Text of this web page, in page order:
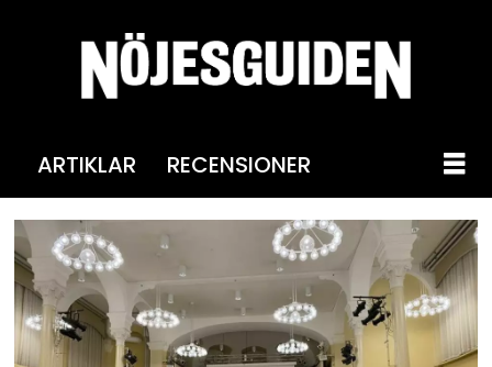
ARTIKLAR RECENSIONER